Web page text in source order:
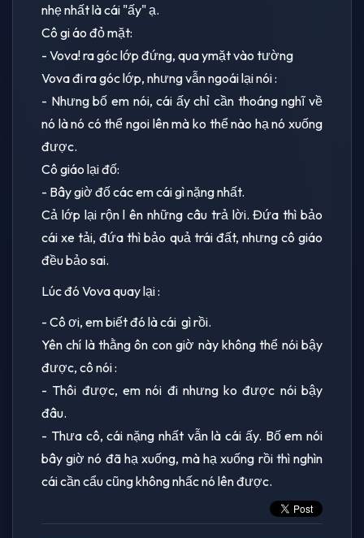
nhẹ nhất là cái "ấy" ạ.
Cô gi áo đỏ mặt:
- Vova! ra góc lớp đứng, qua ymặt vào tường
Vova đi ra góc lớp, nhưng vẫn ngoái lại nói :
- Nhưng bố em nói, cái ấy chỉ cần thoáng nghĩ về
nó là nó có thể ngoi lên mà ko thể nào hạ nó xuống
được.
Cô giáo lại đố:
- Bây giờ đố các em cái gì nặng nhất.
Cả lớp lại rộn l ên những câu trả lời. Đứa thì bảo
cái xe tải, đứa thì bảo quả trái đất, nhưng cô giáo
đều bảo sai.
Lúc đó Vova quay lại :
- Cô ơi, em biết đó là cái gì rồi.
Yên chí là thằng ôn con giờ này không thể nói bậy
được, cô nói :
- Thôi được, em nói đi nhưng ko được nói bậy
đâu.
- Thưa cô, cái nặng nhất vẫn là cái ấy. Bố em nói
bây giờ nó đã hạ xuống, mà hạ xuống rồi thì nghìn
cái cần cẩu cũng không nhấc nó lên được.